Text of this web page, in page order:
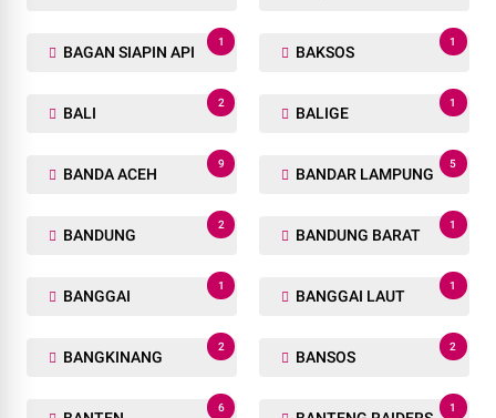
BAGAN SIAPIN API
1
BAKSOS
1
BALI
2
BALIGE
1
BANDA ACEH
9
BANDAR LAMPUNG
5
BANDUNG
2
BANDUNG BARAT
1
BANGGAI
1
BANGGAI LAUT
1
BANGKINANG
2
BANSOS
2
6 1